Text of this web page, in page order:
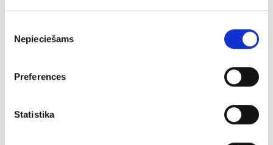
izvēle
Nepieciešams
Preferences
Statistika